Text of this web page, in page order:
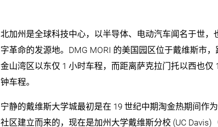
北加州是全球科技中心，以半导体、电动汽车闻名于世，
字革命的发源地。DMG MORI 的美国园区位于戴维斯市，
金山湾区以东仅 1 小时车程，而距离萨克拉门托以西也仅
钟车程。
宁静的戴维斯大学城最初是在 19 世纪中期淘金热期间作
社区建立而来的，现在是加州大学戴维斯分校 (UC Davis)